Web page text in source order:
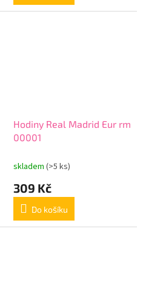
Hodiny Real Madrid Eur rm
00001
skladem (>5 ks)
309 Kč
Do košíku